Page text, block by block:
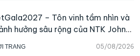
TRANG 05/08/2026
– Tôn vinh tầm nhìn và
hưởng sâu rộng của NTK John